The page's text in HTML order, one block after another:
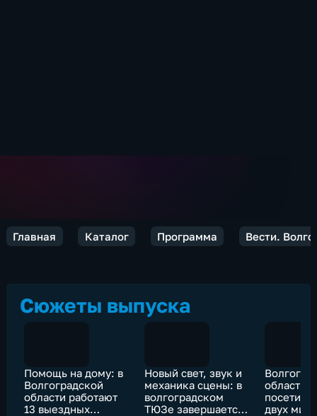
Главная Каталог Программа Вести.
Сюжеты выпуска
Помощь на дому: в
Волгоградской
области работают
13 выездных
Новый свет, звук и
механика сцены: в
волгоградском
ТЮЗе завершается
область
двух